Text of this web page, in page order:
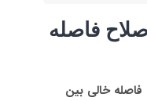
فاصله
فاصله خالی بین